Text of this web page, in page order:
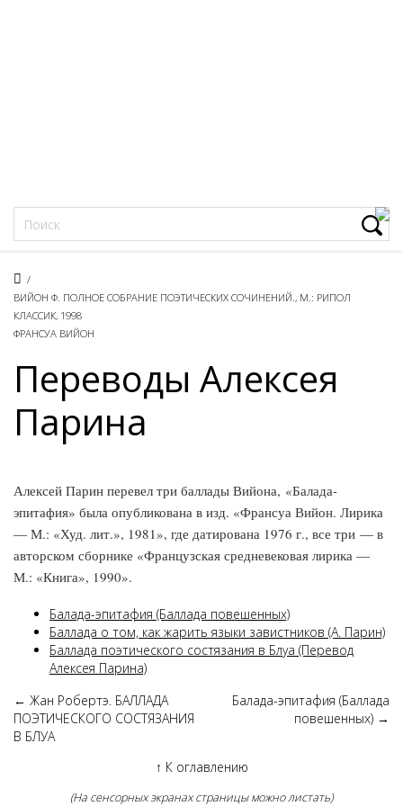
/
ВИЙОН Ф. ПОЛНОЕ СОБРАНИЕ ПОЭТИЧЕСКИХ СОЧИНЕНИЙ., М.: РИПОЛ
КЛАССИК, 1998
ФРАНСУА ВИЙОН
Переводы Алексея
Парина
Алексей Парин перевел три баллады Вийона, «Балада-
эпитафия» была опубликована в изд. «Франсуа Вийон. Лирика
— М.: «Худ. лит.», 1981», где датирована 1976 г., все три — в
авторском сборнике «Французская средневековая лирика —
М.: «Книга», 1990».
Балада-эпитафия (Баллада повешенных)
Баллада о том, как жарить языки завистников (А. Парин)
Баллада поэтического состязания в Блуа (Перевод
Алексея Парина)
← Жан Робертэ. БАЛЛАДА
ПОЭТИЧЕСКОГО СОСТЯЗАНИЯ
В БЛУА
Балада-эпитафия (Баллада
повешенных) →
↑ К оглавлению
(На сенсорных экранах страницы можно листать)